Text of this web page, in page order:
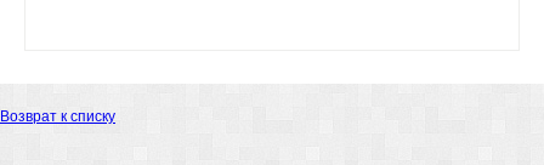
Возврат к списку